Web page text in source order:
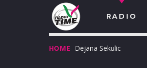
RADIO
HOME Dejana Sekulic